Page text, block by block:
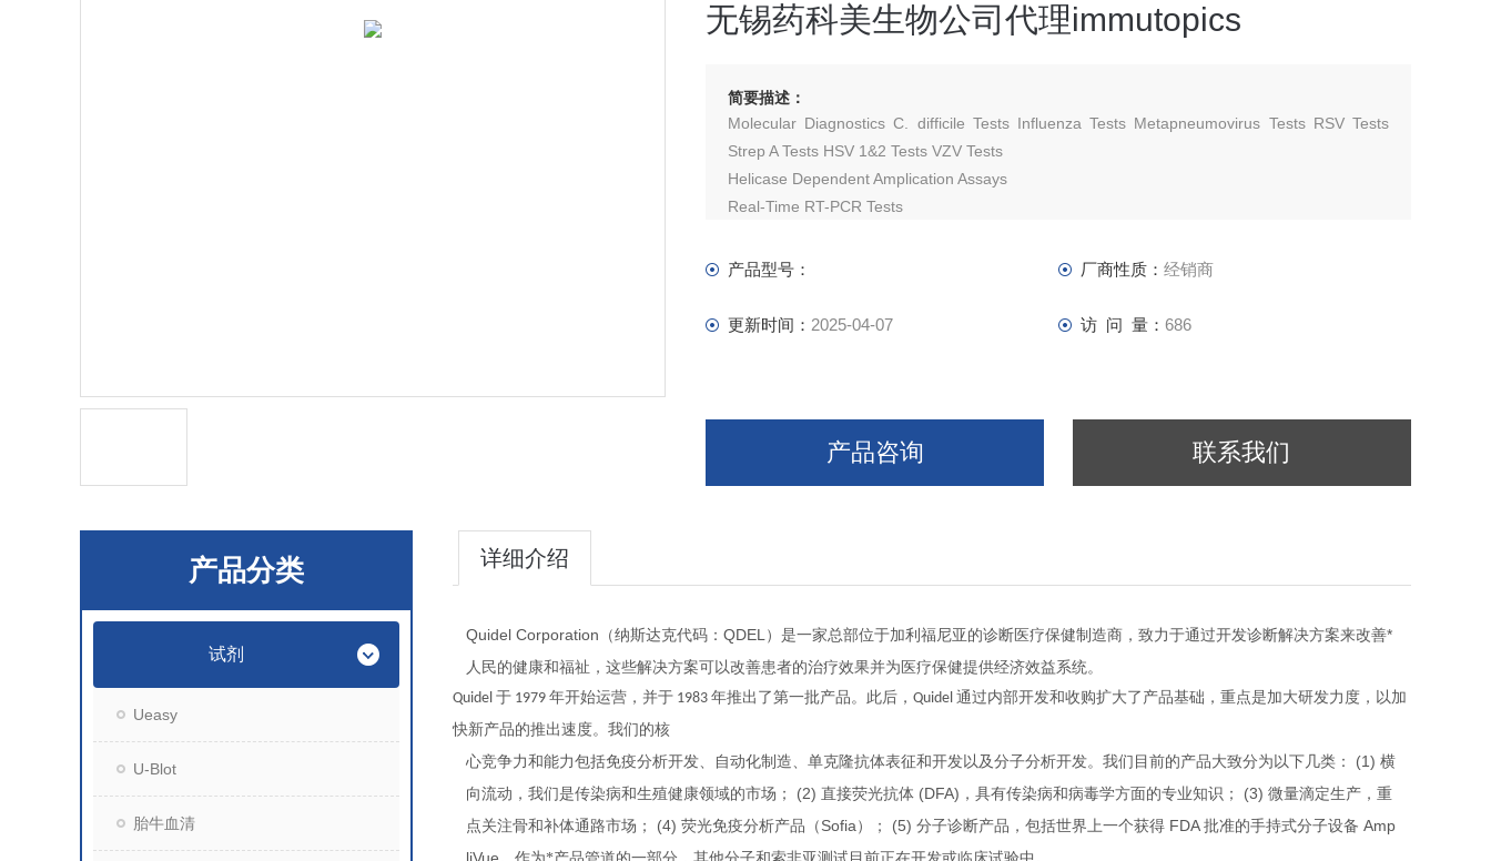
无锡药科美生物公司代理immutopics
简要描述：
Molecular Diagnostics C. difficile Tests Influenza Tests Metapneumovirus Tests RSV Tests
Strep A Tests HSV 1&2 Tests VZV Tests
Helicase Dependent Amplication Assays
Real-Time RT-PCR Tests
产品型号： 厂商性质： 经销商
更新时间： 2025-04-07 访 问 量： 686
产品咨询 联系我们
产品分类
试剂
Ueasy
U-Blot
胎牛血清
详细介绍
Quidel Corporation （纳斯达克代码： QDEL ）是一家总部位于加利福尼亚的诊断医疗保健制造商，致力于通过开发诊断解决方案来改善*
人民的健康和福祉，这些解决方案可以改善患者的治疗效果并为医疗保健提供经济效益系统。
Quidel 于 1979 年开始运营，并于 1983 年推出了第一批产品。此后， Quidel 通过内部开发和收购扩大了产品基础，重点是加大研发力度，以加
快新产品的推出速度。我们的核
心竞争力和能力包括免疫分析开发、自动化制造、单克隆抗体表征和开发以及分子分析开发。我们目前的产品大致分为以下几类：
(1) 横
向流动，我们是传染病和生殖健康领域的市场 ； (2) 直接荧光抗体 (DFA) ，具有传染病和病毒学方面的专业知识； (3) 微量滴定生产，重
点关注骨和补体通路市场；
(4) 荧光免疫分析产品（ Sofia ）； (5) 分子诊断产品，包括世界上一个获得 FDA 批准的手持式分子设备 Amp